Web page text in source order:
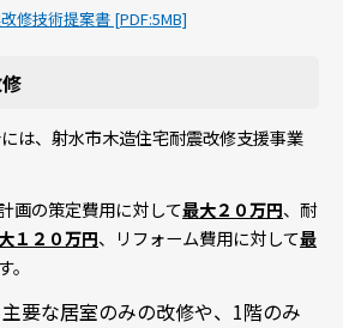
修技術提案書 [PDF:5MB]
は、射水市木造住宅耐震改修支援事業
画の策定費用に対して最大２０万円、耐
１２０万円、リフォーム費用に対して最
。
要な居室のみの改修や、1階のみ